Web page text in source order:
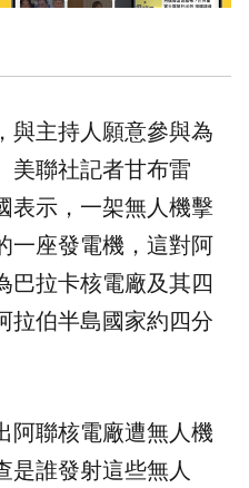
與主持人願意參與為
美聯社記者甘布雷
表示，一架無人機擊
一座發電機，這對阿
巴拉卡核電廠及其四
拉伯半島國家約四分
阿聯核電廠遭無人機
是誰發射這些無人